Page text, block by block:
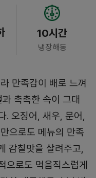
10시간
냉장해동
만족감이 배로 느껴
촉촉한 속이 그대
. 오징어, 새우, 문어,
으로도 메뉴의 만족
감칠맛을 살려주고,
으로도 먹음직스럽게